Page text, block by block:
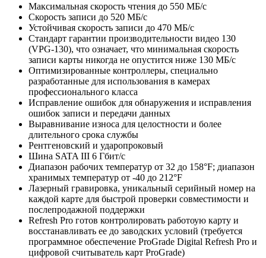
Максимальная скорость чтения до 550 МБ/с
Скорость записи до 520 МБ/с
Устойчивая скорость записи до 470 МБ/с
Стандарт гарантии производительности видео 130
(VPG-130), что означает, что минимальная скорость
записи карты никогда не опустится ниже 130 МБ/с
Оптимизированные контроллеры, специально
разработанные для использования в камерах
профессионального класса
Исправление ошибок для обнаружения и исправления
ошибок записи и передачи данных
Выравнивание износа для целостности и более
длительного срока службы
Рентгеновский и ударопроковый
Шина SATA III 6 Гбит/с
Диапазон рабочих температур от 32 до 158°F; диапазон
хранимых температур от -40 до 212°F
Лазерный гравировка, уникальный серийный номер на
каждой карте для быстрой проверки совместимости и
послепродажной поддержки
Refresh Pro готов контролировать работоую карту и
восстанавливать ее до заводских условий (требуется
программное обеспечение ProGrade Digital Refresh Pro и
цифровой считыватель карт ProGrade)